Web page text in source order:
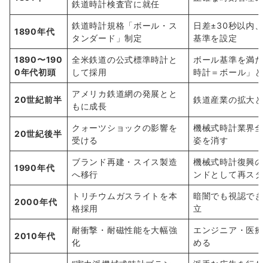
鉄道時計検査官に就任
1890年代
鉄道時計規格「ボール・ス
タンダード」制定
日差±30秒以内、
基準を設定
1890〜190
0年代初頭
全米鉄道の公式標準時計と
して採用
ボール基準を満た
時計＝ボール」と
20世紀前半
アメリカ鉄道網の発展とと
もに成長
鉄道産業の拡大と
20世紀後半
クォーツショックの影響を
受ける
機械式時計業界全
姿を消す
1990年代
ブランド再建・スイス製造
へ移行
機械式時計復興の
ンドとして再スタ
2000年代
トリチウムガスライトを本
格採用
暗闇でも視認でき
立
2010年代
耐衝撃・耐磁性能を大幅強
化
エンジニア・医療
める